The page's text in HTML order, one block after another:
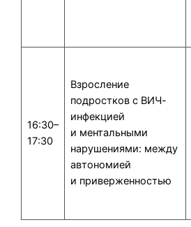
16:30–
17:30
Взросление
подростков с ВИЧ-
инфекцией
и ментальными
нарушениями: между
автономией
и приверженностью